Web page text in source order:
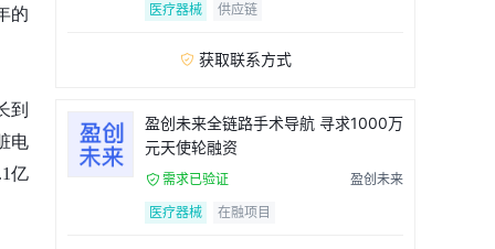
的
到
电
亿
医疗器械
供应链
 获取联系方式
盈创未来全链路手术导航 寻求1000万
元天使轮融资
 需求已验证
盈创未来
医疗器械
在融项目